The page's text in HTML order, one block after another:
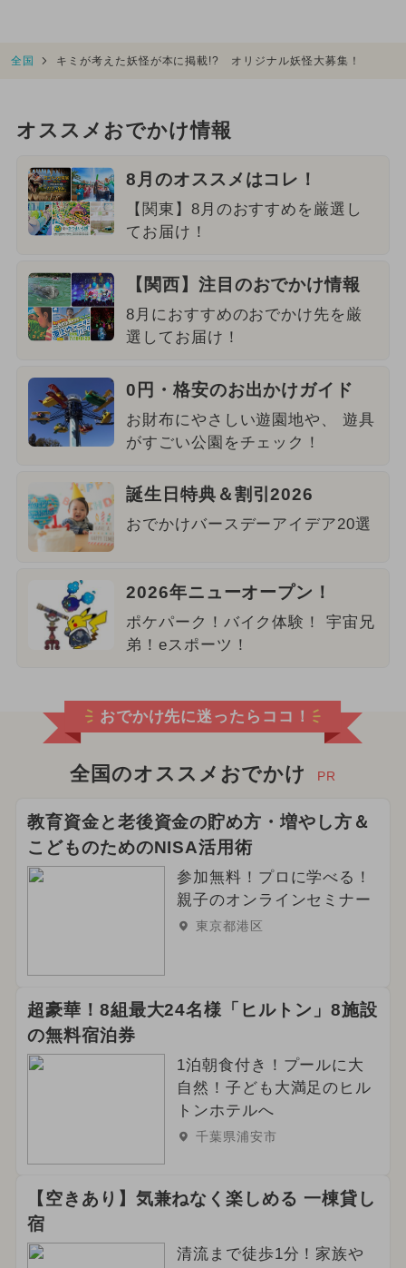
全国 キミが考えた妖怪が本に掲載!? オリジナル妖怪大募集！
オススメおでかけ情報
8月のオススメはコレ！
【関東】8月のおすすめを厳選し
てお届け！
【関西】注目のおでかけ情報
8月におすすめのおでかけ先を厳
選してお届け！
0円・格安のお出かけガイド
お財布にやさしい遊園地や、 遊具
がすごい公園をチェック！
誕生日特典＆割引2026
おでかけバースデーアイデア20選
2026年ニューオープン！
ポケパーク！バイク体験！ 宇宙兄
弟！eスポーツ！
おでかけ先に迷ったらココ！
全国のオススメおでかけ PR
教育資金と老後資金の貯め方・増やし方＆
こどものためのNISA活用術
参加無料！プロに学べる！
親子のオンラインセミナー
東京都港区
超豪華！8組最大24名様「ヒルトン」8施設
の無料宿泊券
1泊朝食付き！プールに大
自然！子ども大満足のヒル
トンホテルへ
千葉県浦安市
【空きあり】気兼ねなく楽しめる 一棟貸し
宿
清流まで徒歩1分！家族や